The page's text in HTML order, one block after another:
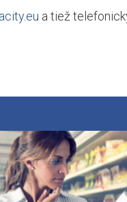
a tiež